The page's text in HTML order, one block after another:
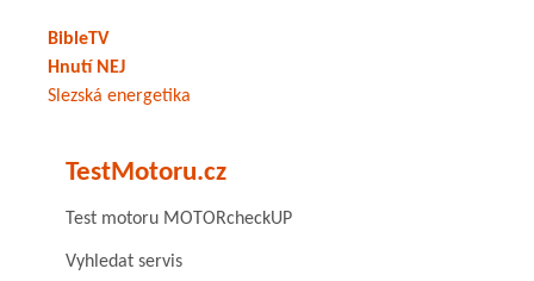
BibleTV
Hnutí NEJ
Slezská energetika
TestMotoru.cz
Test motoru MOTORcheckUP
Vyhledat servis